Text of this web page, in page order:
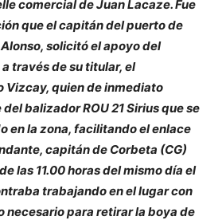
comercial de Juan Lacaze. Fue
que el capitán del puerto de
solicitó el apoyo del
través de su titular, el
Vizcay, quien de inmediato
balizador ROU 21 Sirius que se
en la zona, facilitando el enlace
capitán de Corbeta (CG)
las 11.00 horas del mismo día el
trabajando en el lugar con
necesario para retirar la boya de